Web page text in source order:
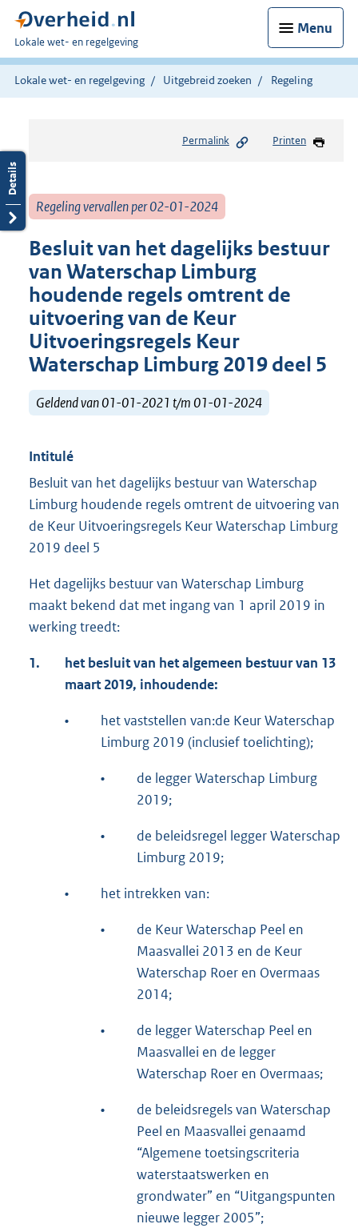
Menu
U
bent
hier:
Lokale wet- en regelgeving
Lokale wet- en regelgeving Uitgebreid zoeken Regeling
Permalink Printen
Regeling vervallen per 02-01-2024
Besluit van het dagelijks bestuur
van Waterschap Limburg
houdende regels omtrent de
uitvoering van de Keur
Uitvoeringsregels Keur
Waterschap Limburg 2019 deel 5
Geldend van 01-01-2021 t/m 01-01-2024
Intitulé
Besluit van het dagelijks bestuur van Waterschap
Limburg houdende regels omtrent de uitvoering van
de Keur Uitvoeringsregels Keur Waterschap Limburg
2019 deel 5
Het dagelijks bestuur van Waterschap Limburg
maakt bekend dat met ingang van 1 april 2019 in
werking treedt:
1.
het besluit van het algemeen bestuur van 13
maart 2019, inhoudende:
•
het vaststellen van:de Keur Waterschap
Limburg 2019 (inclusief toelichting);
•
de legger Waterschap Limburg
2019;
•
de beleidsregel legger Waterschap
Limburg 2019;
• het intrekken van:
•
de Keur Waterschap Peel en
Maasvallei 2013 en de Keur
Waterschap Roer en Overmaas
2014;
•
de legger Waterschap Peel en
Maasvallei en de legger
Waterschap Roer en Overmaas;
•
de beleidsregels van Waterschap
Peel en Maasvallei genaamd
“Algemene toetsingscriteria
waterstaatswerken en
grondwater” en “Uitgangspunten
nieuwe legger 2005”;